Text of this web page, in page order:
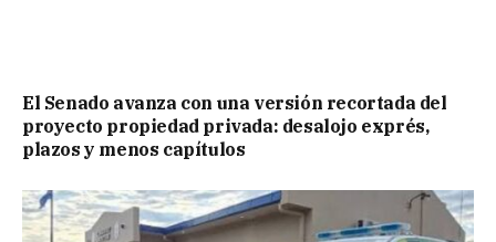
El Senado avanza con una versión recortada del
proyecto propiedad privada: desalojo exprés,
plazos y menos capítulos